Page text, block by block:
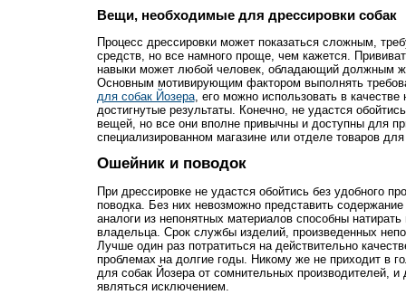
Вещи, необходимые для дрессировки собак
Процесс дрессировки может показаться сложным,
средств, но все намного проще, чем кажется.
навыки может любой человек, обладающий должным
Основным мотивирующим фактором выполнять
для собак Йозера, его можно использовать в
достигнутые результаты. Конечно, не удастся
вещей, но все они вполне привычны и доступны для
специализированном магазине или отделе товаров
Ошейник и поводок
При дрессировке не удастся обойтись без удобного
поводка. Без них невозможно представить
аналоги из непонятных материалов способны
владельца. Срок службы изделий, произведенных
Лучше один раз потратиться на действительно
проблемах на долгие годы. Никому же не приходит в
для собак Йозера от сомнительных производителей,
являться исключением.